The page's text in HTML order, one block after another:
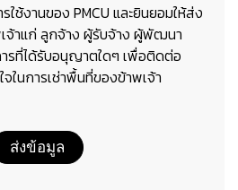
ใช้งานของ PMCU และยินยอมให้ส่ง
จ้าแก่ ลูกจ้าง ผู้รับจ้าง ผู้พัฒนา
รที่ได้รับอนุญาตใดๆ เพื่อติดต่อ
ในการเช่าพื้นที่ของข้าพเจ้า
ส่งข้อมูล